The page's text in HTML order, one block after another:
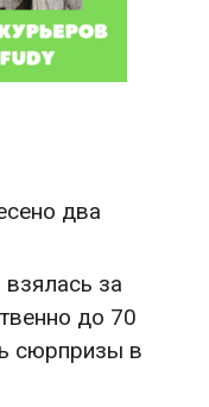
два
за
до 70
сюрпризы в